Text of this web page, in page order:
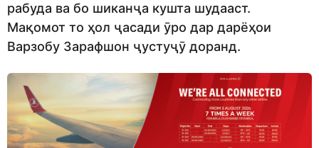
рабуда ва бо шиканҷа кушта шудааст.
Мақомот то ҳол ҷасади ӯро дар дарёҳои
Варзобу Зарафшон ҷустуҷӯ доранд.